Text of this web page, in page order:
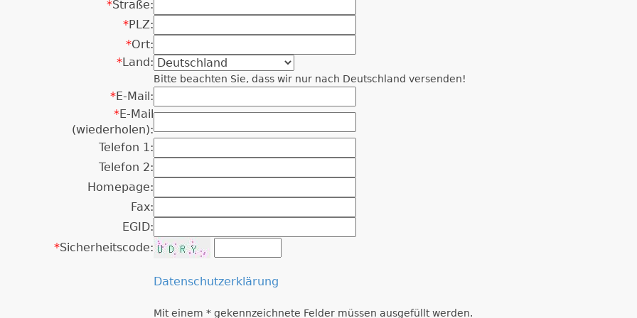
*Straße:
*PLZ:
*Ort:
*Land:
Bitte beachten Sie, dass wir nur nach Deutschland versenden!
*E-Mail:
*E-Mail
(wiederholen):
Telefon 1:
Telefon 2:
Homepage:
Fax:
EGID:
*Sicherheitscode:
Datenschutzerklärung
Mit einem * gekennzeichnete Felder müssen ausgefüllt werden.